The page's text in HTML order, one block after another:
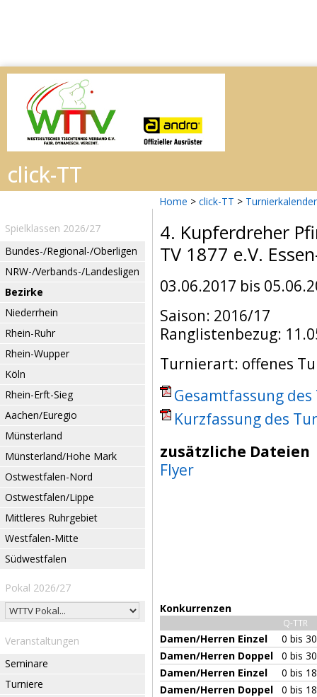
Home > click-TT > Turnierkalender
Spielklassen 2026/27
Bundes-/Regional-/Oberligen
NRW-/Verbands-/Landesligen
Bezirke
Niederrhein
Rhein-Ruhr
Rhein-Wupper
Köln
Rhein-Erft-Sieg
Aachen/Euregio
Münsterland
Münsterland/Hohe Mark
Ostwestfalen-Nord
Ostwestfalen/Lippe
Mittleres Ruhrgebiet
Westfalen-Mitte
Südwestfalen
Pokal 2026/27
Veranstaltungen
Seminare
Turniere
4. Kupferdreher
TV 1877 e.V.
03.06.2017 bis
Saison: 2016/17
Ranglistenbezug:
Turnierart: offenes
Gesamtfassung
Kurzfassung des
zusätzliche Dateien
Flyer
Konkurrenzen
Q-TTR
Damen/Herren Einzel
0 bis
Damen/Herren Doppel
0 bis
Damen/Herren Einzel
0 bis
Damen/Herren Doppel
0 bis